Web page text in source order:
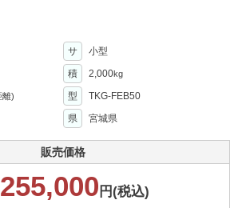
サ
小型
積 2,000kg
離) 型
TKG-FEB50
県 宮城県
販売価格
円(税込)